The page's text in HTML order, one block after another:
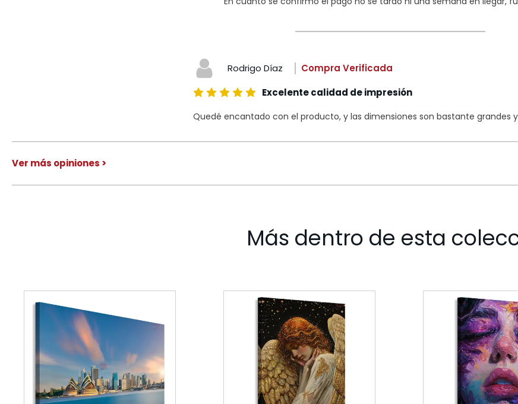
Rodrigo Díaz
Compra Verificada
Excelente calidad de impresión
Quedé encantado con el producto, y las dimensiones son bastante grandes
Ver más opiniones >
Más dentro de esta